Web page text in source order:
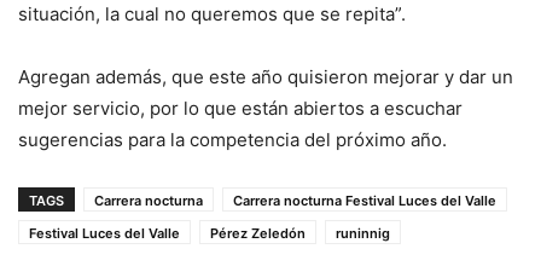
situación, la cual no queremos que se repita”.
Agregan además, que este año quisieron mejorar y dar un
mejor servicio, por lo que están abiertos a escuchar
sugerencias para la competencia del próximo año.
TAGS Carrera nocturna
Carrera nocturna Festival Luces del Valle
Festival Luces del Valle
Pérez Zeledón runinnig